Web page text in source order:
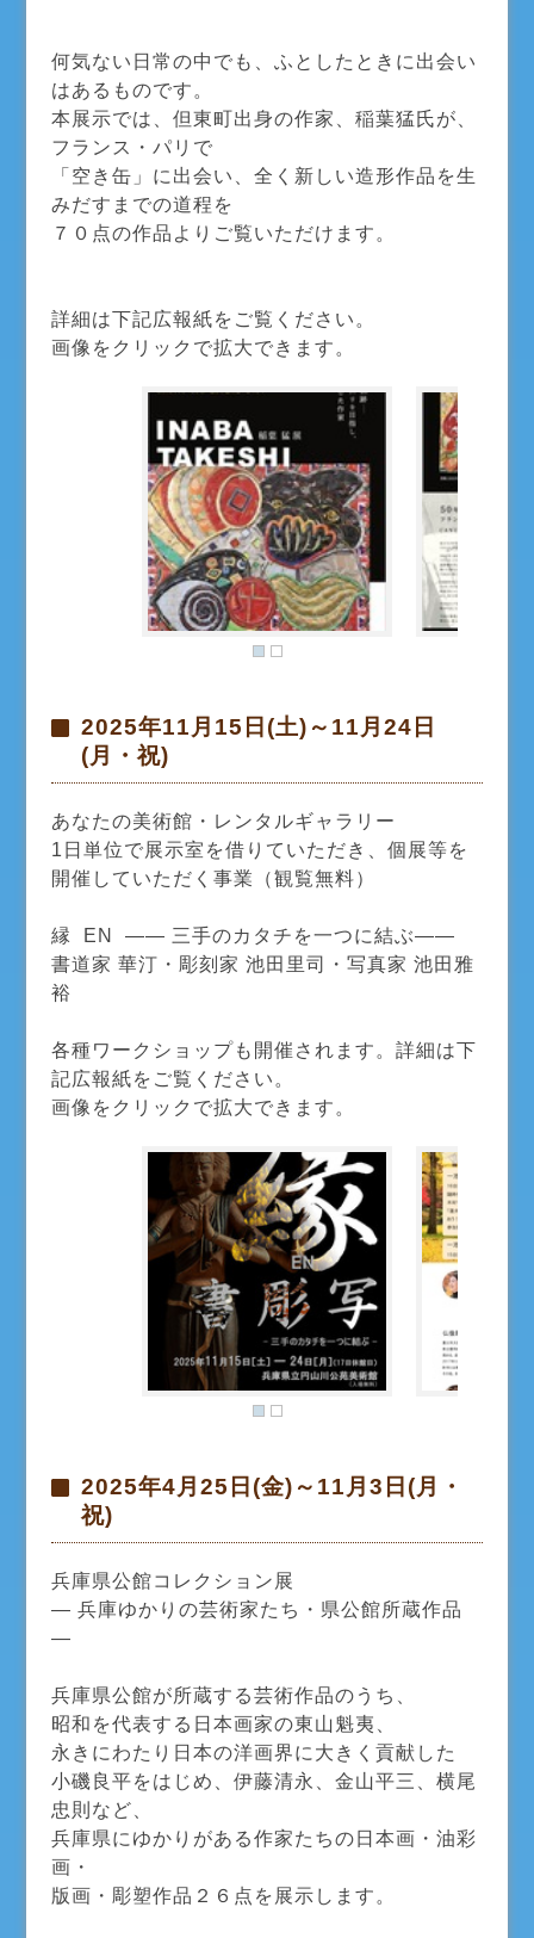
何気ない日常の中でも、ふとしたときに出会い
はあるものです。
本展示では、但東町出身の作家、稲葉猛氏が、
フランス・パリで
「空き缶」に出会い、全く新しい造形作品を生
みだすまでの道程を
７０点の作品よりご覧いただけます。
詳細は下記広報紙をご覧ください。
画像をクリックで拡大できます。
2025年11月15日(土)～11月24日
(月・祝)
あなたの美術館・レンタルギャラリー
1日単位で展示室を借りていただき、個展等を
開催していただく事業（観覧無料）
縁 EN ―― 三手のカタチを一つに結ぶ――
書道家 華汀・彫刻家 池田里司・写真家 池田雅
裕
各種ワークショップも開催されます。詳細は下
記広報紙をご覧ください。
画像をクリックで拡大できます。
2025年4月25日(金)～11月3日(月・
祝)
兵庫県公館コレクション展
— 兵庫ゆかりの芸術家たち・県公館所蔵作品
—
兵庫県公館が所蔵する芸術作品のうち、
昭和を代表する日本画家の東山魁夷、
永きにわたり日本の洋画界に大きく貢献した
小磯良平をはじめ、伊藤清永、金山平三、横尾
忠則など、
兵庫県にゆかりがある作家たちの日本画・油彩
画・
版画・彫塑作品２６点を展示します。